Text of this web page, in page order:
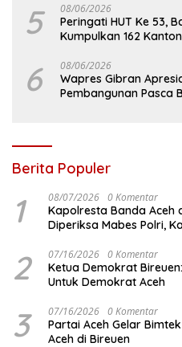
5 08/06/2026
Peringati HUT Ke 53,
Kumpulkan 162
6 08/06/2026
Wapres Gibran
Pembangunan Pasca
Berita Populer
1 08/07/2026 0 Komentar
Kapolresta Banda Aceh
Diperiksa Mabes Polri,
2 07/16/2026 0 Komentar
Ketua Demokrat
Untuk Demokrat Aceh
3 07/16/2026 0 Komentar
Partai Aceh Gelar
Aceh di Bireuen